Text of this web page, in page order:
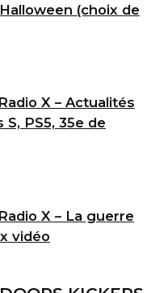
(choix de
X – Actualités
PS5, 35e de
X – La guerre
vidéo